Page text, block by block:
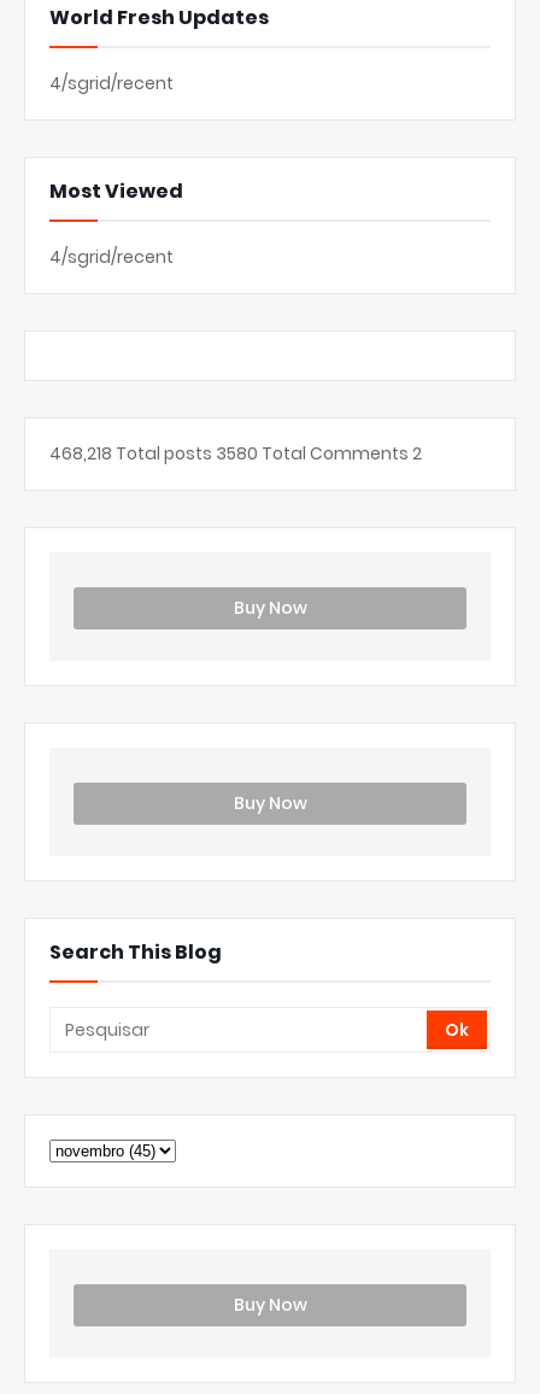
World Fresh Updates
4/sgrid/recent
Most Viewed
4/sgrid/recent
468,218 Total posts 3580 Total Comments 2
Buy Now
Buy Now
Search This Blog
Buy Now